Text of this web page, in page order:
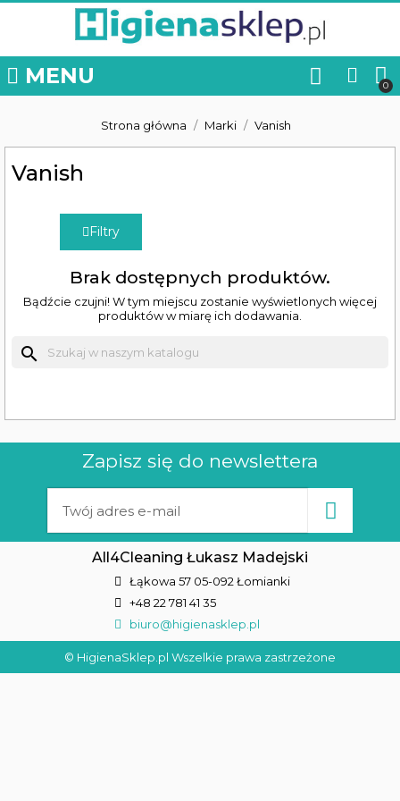
MENU
Strona główna Marki Vanish
Vanish
Filtry
Brak dostępnych produktów.
Bądźcie czujni! W tym miejscu zostanie wyświetlonych więcej
produktów w miarę ich dodawania.
search
Zapisz się do newslettera
All4Cleaning Łukasz Madejski
Łąkowa 57 05-092 Łomianki
+48 22 781 41 35
biuro@higienasklep.pl
© HigienaSklep.pl Wszelkie prawa zastrzeżone